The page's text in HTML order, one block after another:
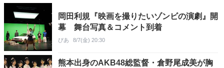
岡田利規『映画を撮りたいゾンビの演劇』開
幕 舞台写真＆コメント到着
ぴあ 8/7(金) 20:30
熊本出身のAKB48総監督・倉野尾成美が胸